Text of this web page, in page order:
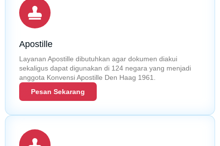
Apostille
Layanan Apostille dibutuhkan agar dokumen diakui
sekaligus dapat digunakan di 124 negara yang menjadi
anggota Konvensi Apostille Den Haag 1961.
Pesan Sekarang